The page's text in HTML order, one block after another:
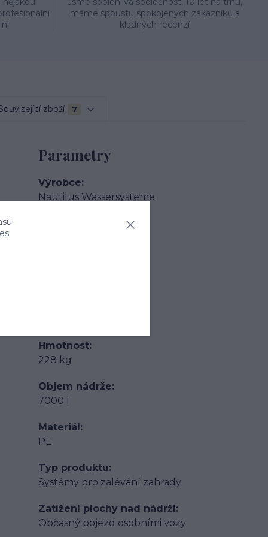
máme spoustu spokojených zákazníku a
kladných recenzí
zboží 7
Parametry
Výrobce
Nautilus Wassersysteme
Hmotnost
228 kg
Objem nádrže
7000 l
Materiál
PE
Typ produktu
Systémy pro zalévání zahrady
Zatížení plochy nad nádrží
Občasný pojezd osobními vozy